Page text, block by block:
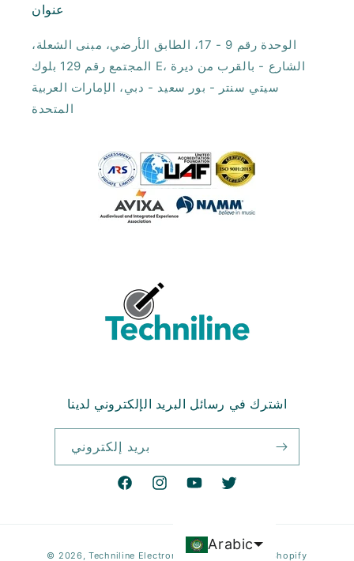
عنوان
الوحدة رقم 9 - 17، الطابق الأرضي، مبنى الشعلة،
المجتمع رقم 129 بلوك E، الشارع - بالقرب من ديرة
سيتي سنتر - بور سعيد - دبي، الإمارات العربية
اشترك في رسائل البريد الإلكتروني لدينا
بريد إلكتروني
فيسبوكانستغرامموقع
تويتر
طرق
© 2026,Techniline Electronics LLC Powered by Shopify
Arabic